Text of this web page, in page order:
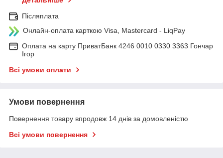
Післяплата
Онлайн-оплата карткою Visa, Mastercard - LiqPay
Оплата на карту ПриватБанк 4246 0010 0330 3363 Гончар
Ігор
Всі умови оплати
Умови повернення
Повернення товару впродовж 14 днів за домовленістю
Всі умови повернення